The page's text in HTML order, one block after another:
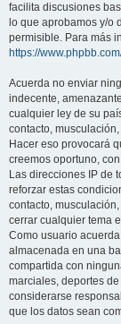
facilita discusiones
lo que aprobamos y/o
permisible. Para más
https://
Acuerda no enviar
indecente,
cualquier ley de su
contacto,
Hacer eso provocará
creemos oportuno,
Las direcciones IP de
reforzar estas
contacto,
cerrar cualquier tema
Como usuario
almacenada en una
compartida con
marciales, deportes
considerarse
que los datos sean